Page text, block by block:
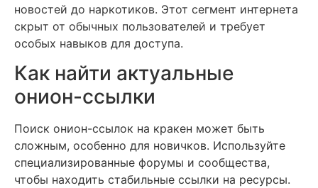
новостей до наркотиков. Этот сегмент интернета
скрыт от обычных пользователей и требует
особых навыков для доступа.
Как найти актуальные
онион-ссылки
Поиск онион-ссылок на кракен может быть
сложным, особенно для новичков. Используйте
специализированные форумы и сообщества,
чтобы находить стабильные ссылки на ресурсы.